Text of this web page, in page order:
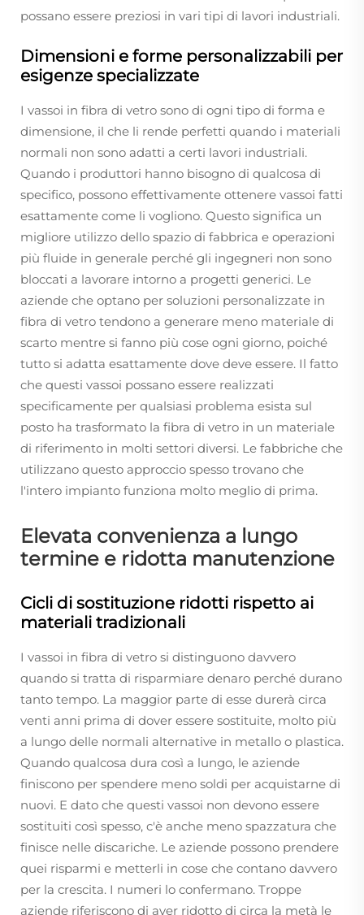
possano essere preziosi in vari tipi di lavori industriali.
Dimensioni e forme personalizzabili per
esigenze specializzate
I vassoi in fibra di vetro sono di ogni tipo di forma e
dimensione, il che li rende perfetti quando i materiali
normali non sono adatti a certi lavori industriali.
Quando i produttori hanno bisogno di qualcosa di
specifico, possono effettivamente ottenere vassoi fatti
esattamente come li vogliono. Questo significa un
migliore utilizzo dello spazio di fabbrica e operazioni
più fluide in generale perché gli ingegneri non sono
bloccati a lavorare intorno a progetti generici. Le
aziende che optano per soluzioni personalizzate in
fibra di vetro tendono a generare meno materiale di
scarto mentre si fanno più cose ogni giorno, poiché
tutto si adatta esattamente dove deve essere. Il fatto
che questi vassoi possano essere realizzati
specificamente per qualsiasi problema esista sul
posto ha trasformato la fibra di vetro in un materiale
di riferimento in molti settori diversi. Le fabbriche che
utilizzano questo approccio spesso trovano che
l'intero impianto funziona molto meglio di prima.
Elevata convenienza a lungo
termine e ridotta manutenzione
Cicli di sostituzione ridotti rispetto ai
materiali tradizionali
I vassoi in fibra di vetro si distinguono davvero
quando si tratta di risparmiare denaro perché durano
tanto tempo. La maggior parte di esse durerà circa
venti anni prima di dover essere sostituite, molto più
a lungo delle normali alternative in metallo o plastica.
Quando qualcosa dura così a lungo, le aziende
finiscono per spendere meno soldi per acquistarne di
nuovi. E dato che questi vassoi non devono essere
sostituiti così spesso, c'è anche meno spazzatura che
finisce nelle discariche. Le aziende possono prendere
quei risparmi e metterli in cose che contano davvero
per la crescita. I numeri lo confermano. Troppe
aziende riferiscono di aver ridotto di circa la metà le